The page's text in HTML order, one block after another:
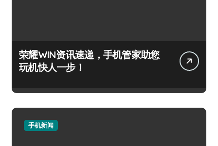
荣耀WIN资讯速递，手机管家助您
玩机快人一步！
手机新闻